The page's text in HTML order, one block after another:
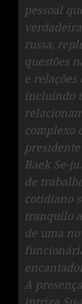
pessoal
russa,
questões
e relações
incluindo
complexo
Baek Se-
de
cotidiano
tranquilo
de uma
A